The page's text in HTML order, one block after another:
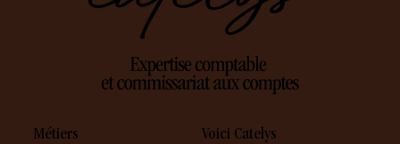
Métiers
Voici Catelys